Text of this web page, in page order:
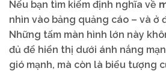
Nếu bạn tìm kiếm định nghĩa về
nhìn vào bảng quảng cáo – và ở
Những tấm màn hình lớn này
đủ để hiển thị dưới ánh nắng
gió mạnh, mà còn là biểu tượng